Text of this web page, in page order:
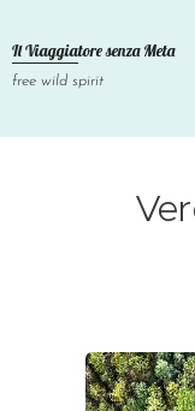
Il Viaggiatore senzaMeta
free wild spirit